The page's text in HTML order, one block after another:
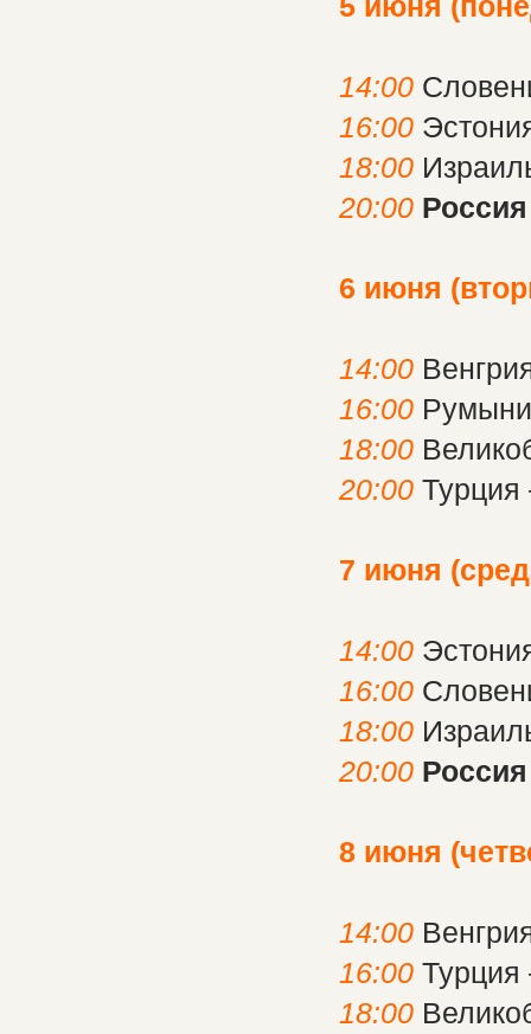
14:00
16:00
18:00
20:00 Россия
6 июня
14:00
16:00
18:00
20:00 Турция
7 июня
14:00
16:00
18:00
20:00 Россия
8 июня
14:00
16:00
18:00